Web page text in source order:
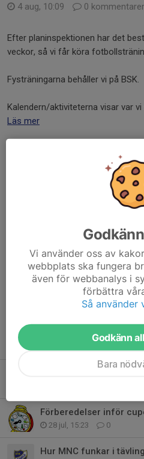
4 aug, 10:09 0 kommentarer
Efter planinspektionen har det
veckor, så vi får köra
Fysträningarna behåller vi på BSK.
Kalendern/aktiviteterna visar var vi
Läs mer
Inställd träning 3/8
0 kommentarer
för planinspektioner.
Vi ses onsdag 5/8.
Fler nyheter
Information MNC Stora
Förberedelser inför
28 jul, 15:23 0
Hur MNC funkar i
Vi använder oss av
webbplats ska fungera
även för webbanalys i
förbättra
Så använder
Godkänn
Bara